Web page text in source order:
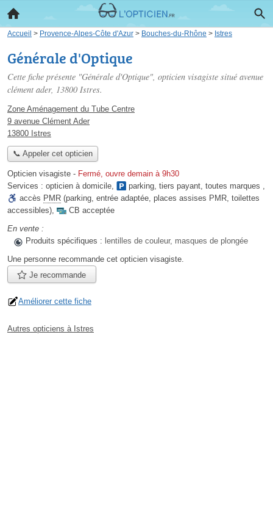
Accueil > Provence-Alpes-Côte d'Azur > Bouches-du-Rhône > Istres
Générale d'Optique
Cette fiche présente "Générale d'Optique", opticien visagiste situé avenue
clément ader, 13800 Istres.
Zone Aménagement du Tube Centre
9 avenue Clément Ader
13800 Istres
📞 Appeler cet opticien
Opticien visagiste - Fermé, ouvre demain à 9h30
Services : opticien à domicile, parking, tiers payant, toutes marques ,
accès PMR (parking, entrée adaptée, places assises PMR, toilettes
accessibles),
CB acceptée
En vente :
Produits spécifiques : lentilles de couleur, masques de plongée
Une personne recommande cet opticien visagiste.
Je recommande
Améliorer cette fiche
Autres opticiens à Istres